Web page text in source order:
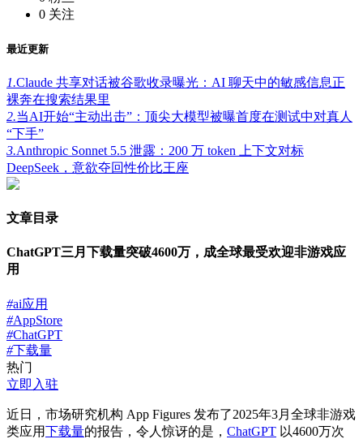
0 关注
最近更新
1.Claude 共享对话被谷歌收录曝光：AI 聊天中的敏感信息正
裸奔在搜索结果里
2.当AI开始“主动出击”：顶尖大模型被曝首度在测试中对真人
“下手”
3.Anthropic Sonnet 5.5 泄露：200 万 token 上下文对标
DeepSeek，意欲夺回性价比王座
文章目录
ChatGPT三月下载量突破4600万，成全球最受欢迎非游戏应
用
#ai应用
#AppStore
#ChatGPT
#下载量
热门
立即入驻
近日，市场研究机构 App Figures 发布了2025年3月全球非游戏
类应用下载量的报告，令人惊讶的是， ChatGPT 以4600万次